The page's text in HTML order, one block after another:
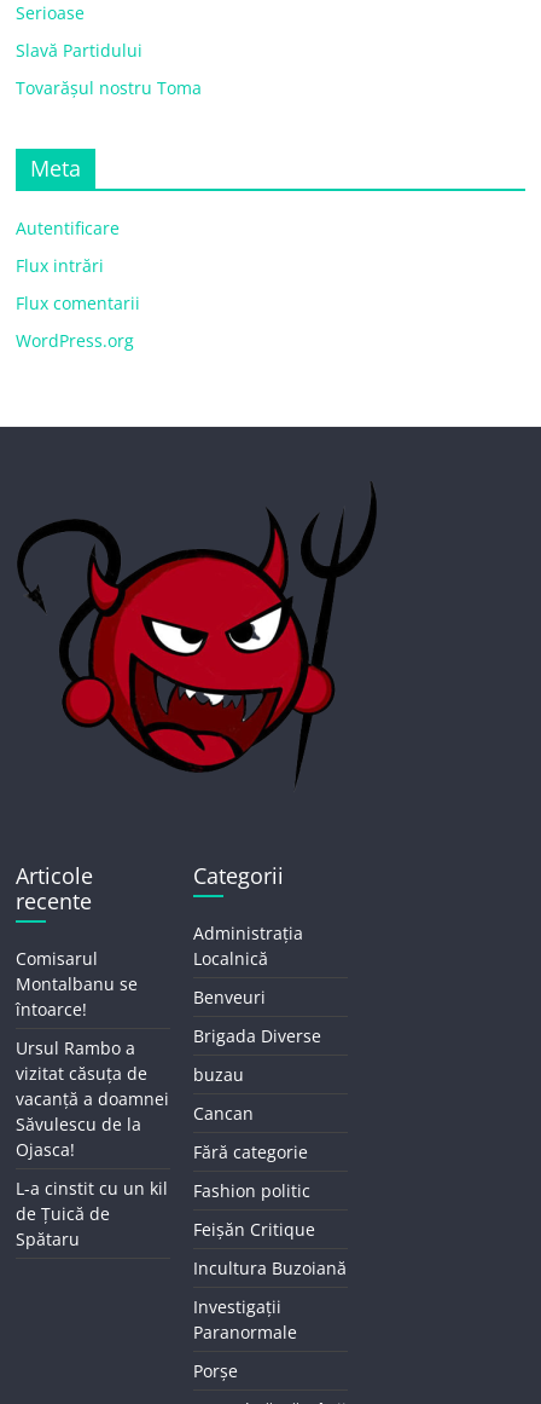
Serioase
Slavă Partidului
Tovarășul nostru Toma
Meta
Autentificare
Flux intrări
Flux comentarii
WordPress.org
Articole
recente
Comisarul
Montalbanu se
întoarce!
Ursul Rambo a
vizitat căsuța de
vacanță a doamnei
Săvulescu de la
Ojasca!
L-a cinstit cu un kil
de Țuică de
Spătaru
Categorii
Administrația
Localnică
Benveuri
Brigada Diverse
buzau
Cancan
Fără categorie
Fashion politic
Feișăn Critique
Incultura Buzoiană
Investigații
Paranormale
Porșe